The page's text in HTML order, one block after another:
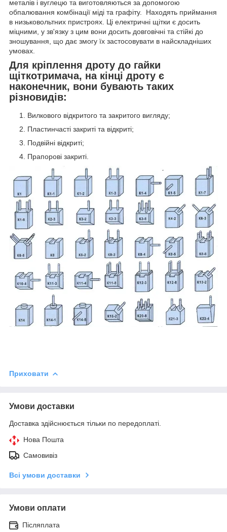
металів і вуглецю та виготовляються за допомогою
обпалювання комбінації міді та графіту. Находять приймання
в низьковольтних пристроях. Ці електричні щітки є досить
міцними, у зв'язку з цим вони досить довговічні та стійкі до
зношування, що дає змогу їх застосовувати в найскладніших
умовах.
Для кріплення дроту до гайки
щіткотримача, на кінці дроту є
наконечник, вони бувають таких
різновидів:
Вилкового відкритого та закритого вигляду;
Пластинчасті закриті та відкриті;
Подвійні відкриті;
Прапорові закриті.
Приховати
Умови доставки
Доставка здійснюється тільки по передоплаті.
Нова Пошта
Самовивіз
Всі умови доставки
Умови оплати
Післяплата